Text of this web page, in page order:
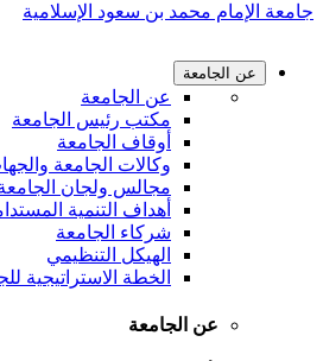
جامعة الإمام محمد بن سعود الإسلامية
عن الجامعة
عن الجامعة
مكتب رئيس الجامعة
أوقاف الجامعة
وكالات الجامعة
مجالس ولجان
أهداف التنمية
شركاء الجامعة
الهيكل التنظيمي
الخطة الاستراتيجية
عن الجامعة